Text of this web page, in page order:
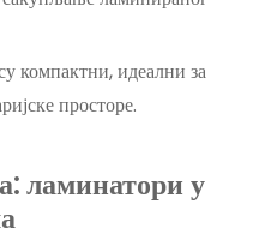
компактни, идеални за
просторе.
ламинатори у